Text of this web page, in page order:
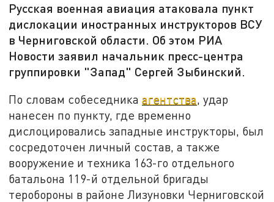
Русская военная авиация атаковала пункт
дислокации иностранных инструкторов ВСУ
в Черниговской области. Об этом РИА
Новости заявил начальник пресс-центра
группировки "Запад" Сергей Зыбинский.
По словам собеседникаагентства, удар
нанесен по пункту, где временно
дислоцировались западные инструкторы, был
сосредоточен личный состав, а также
вооружение и техника 163-го отдельного
батальона 119-й отдельной бригады
теробороны в районе Лизуновки Черниговской